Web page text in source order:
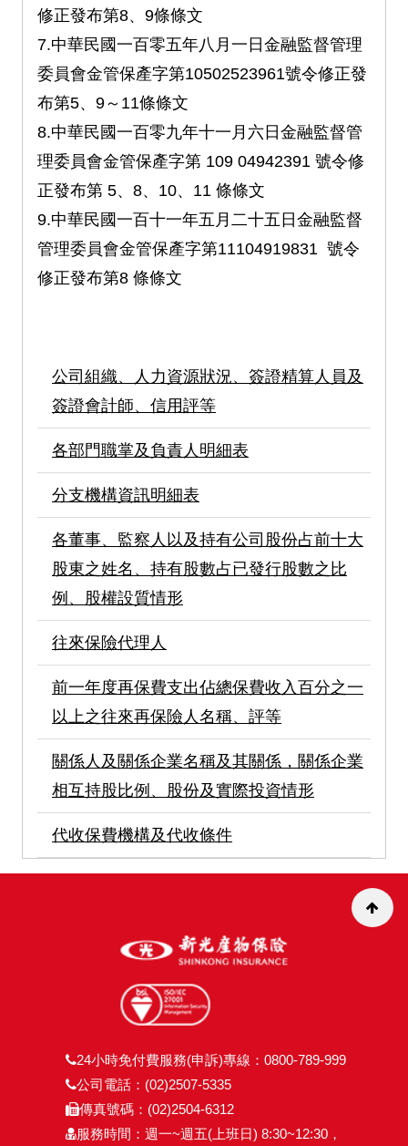
修正發布第8、9條條文
7.中華民國一百零五年八月一日金融監督管理
委員會金管保產字第10502523961號令修正發
布第5、9～11條條文
8.中華民國一百零九年十一月六日金融監督管
理委員會金管保產字第 109 04942391 號令修
正發布第 5、8、10、11 條條文
9.中華民國一百十一年五月二十五日金融監督
管理委員會金管保產字第11104919831 號令
修正發布第8 條條文
公司組織、人力資源狀況、簽證精算人員及
簽證會計師、信用評等
各部門職掌及負責人明細表
分支機構資訊明細表
各董事、監察人以及持有公司股份占前十大
股東之姓名、持有股數占已發行股數之比
例、股權設質情形
往來保險代理人
前一年度再保費支出佔總保費收入百分之一
以上之往來再保險人名稱、評等
關係人及關係企業名稱及其關係，關係企業
相互持股比例、股份及實際投資情形
代收保費機構及代收條件
24小時免付費服務(申訴)專線：0800-789-999
公司電話：(02)2507-5335
傳真號碼：(02)2504-6312
服務時間：週一~週五(上班日) 8:30~12:30，